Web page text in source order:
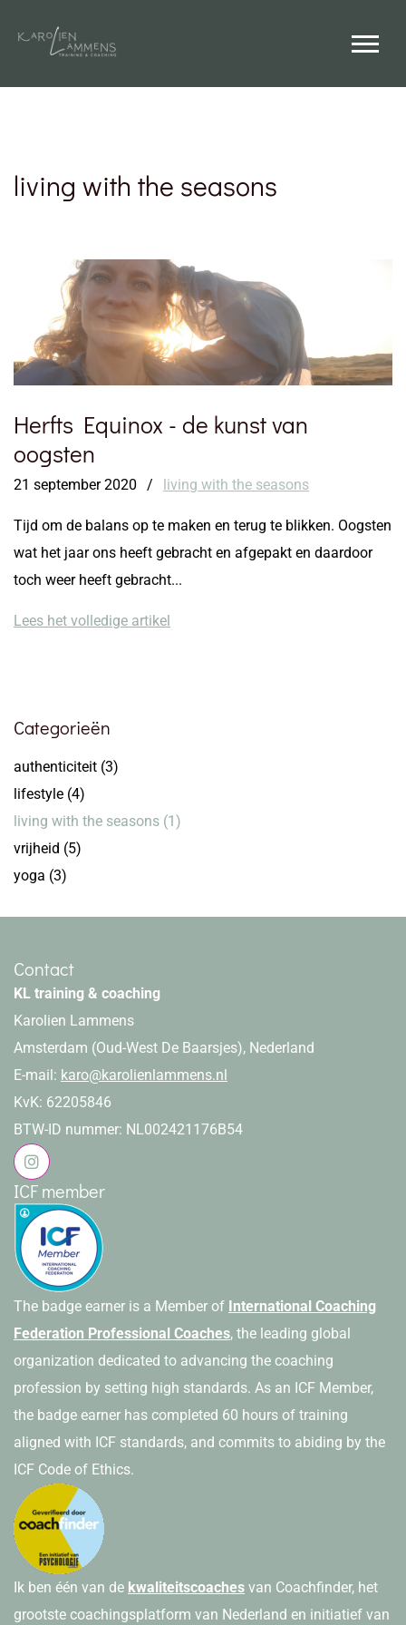
living with the seasons
Herfts Equinox - de kunst van
oogsten
21 september 2020 / living with the seasons
Tijd om de balans op te maken en terug te blikken. Oogsten
wat het jaar ons heeft gebracht en afgepakt en daardoor
toch weer heeft gebracht...
Lees het volledige artikel
Categorieën
authenticiteit (3)
lifestyle (4)
living with the seasons (1)
vrijheid (5)
yoga (3)
Contact
KL training & coaching
Karolien Lammens
Amsterdam (Oud-West De Baarsjes), Nederland
E-mail: karo@karolienlammens.nl
KvK: 62205846
BTW-ID nummer: NL002421176B54
ICF member
The badge earner is a Member of International Coaching
Federation Professional Coaches, the leading global
organization dedicated to advancing the coaching
profession by setting high standards. As an ICF Member,
the badge earner has completed 60 hours of training
aligned with ICF standards, and commits to abiding by the
ICF Code of Ethics.
Ik ben één van de kwaliteitscoaches van Coachfinder, het
grootste coachingsplatform van Nederland en initiatief van